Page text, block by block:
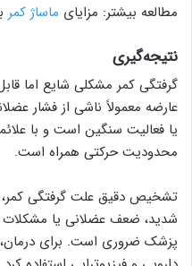
مطالعه بیشتر: مزایای ماساژ کمر
نتیجه‌گیری
گرفتگی کمر مشکلی شایع اما
عارضه معمولاً ناشی از فشار
یا فعالیت سنگین است و با
محدودیت حرکتی همراه است.
تشخیص دقیق علت گرفتگی کمر،
شدید، ضعف عضلانی یا مشکلات
پزشک ضروری است. برای